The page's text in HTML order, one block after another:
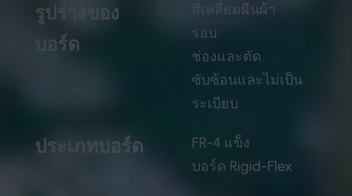
รูปร่างของ
บอร์ด
สี่เหลี่ยมผืนผ้า
รอบ
ช่องและตัด
ซับซ้อนและไม่เป็น
ระเบียบ
ประเภทบอร์ด
FR-4 แข็ง
บอร์ด Rigid-Flex